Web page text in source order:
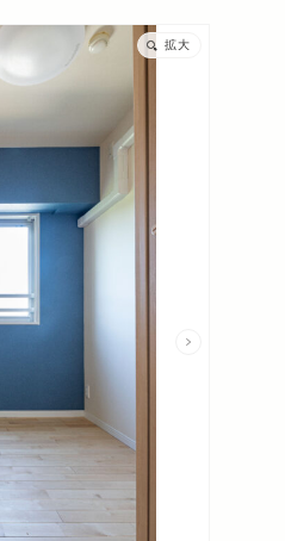
拡大